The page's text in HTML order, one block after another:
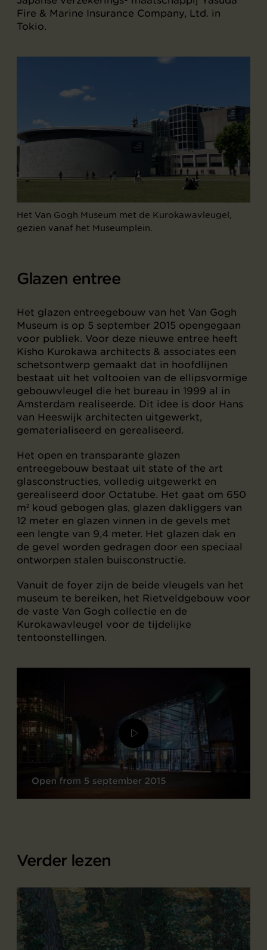
Fire & Marine Insurance Company, Ltd. in
Tokio.
Het Van Gogh Museum met de Kurokawavleugel,
gezien vanaf het Museumplein.
Glazen entree
Het glazen entreegebouw van het Van Gogh
Museum is op 5 september 2015 opengegaan
voor publiek. Voor deze nieuwe entree heeft
Kisho Kurokawa architects & associates een
schetsontwerp gemaakt dat in hoofdlijnen
bestaat uit het voltooien van de ellipsvormige
gebouwvleugel die het bureau in 1999 al in
Amsterdam realiseerde. Dit idee is door Hans
van Heeswijk architecten uitgewerkt,
gematerialiseerd en gerealiseerd.
Het open en transparante glazen
entreegebouw bestaat uit state of the art
glasconstructies, volledig uitgewerkt en
gerealiseerd door Octatube. Het gaat om 650
m² koud gebogen glas, glazen dakliggers van
12 meter en glazen vinnen in de gevels met
een lengte van 9,4 meter. Het glazen dak en
de gevel worden gedragen door een speciaal
ontworpen stalen buisconstructie.
Vanuit de foyer zijn de beide vleugels van het
museum te bereiken, het Rietveldgebouw voor
de vaste Van Gogh collectie en de
Kurokawavleugel voor de tijdelijke
tentoonstellingen.
Verder lezen